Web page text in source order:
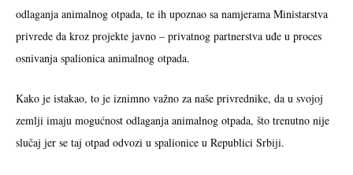
odlaganja animalnog otpada, te ih upoznao sa namjerama Ministarstva
privrede da kroz projekte javno – privatnog partnerstva uđe u proces
osnivanja spalionica animalnog otpada.
Kako je istakao, to je iznimno važno za naše privrednike, da u svojoj
zemlji imaju mogućnost odlaganja animalnog otpada, što trenutno nije
slučaj jer se taj otpad odvozi u spalionice u Republici Srbiji.